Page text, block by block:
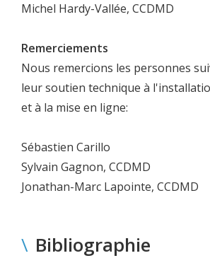
Michel Hardy-Vallée, CCDMD
Remerciements
Nous remercions les personnes
leur soutien technique à
et à la mise en ligne:
Sébastien Carillo
Sylvain Gagnon, CCDMD
Jonathan-Marc Lapointe, CCDMD
\ Bibliographie